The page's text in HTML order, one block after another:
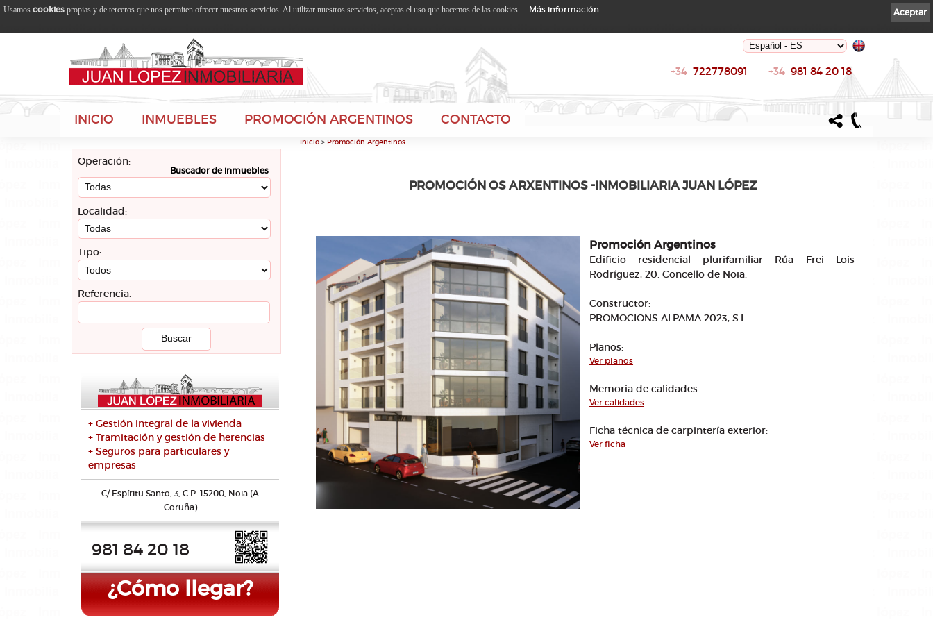
+34 981 84 20 18
+34 722778091
INICIO INMUEBLES PROMOCIÓN ARGENTINOS CONTACTO
Buscador de inmuebles
Operación:
Localidad:
Tipo:
Referencia:
+ Gestión integral de la vivienda
+ Tramitación y gestión de herencias
+ Seguros para particulares y
empresas
C/ Espíritu Santo, 3, C.P. 15200, Noia (A
Coruña)
981 84 20 18
¿Cómo llegar?
:: Inicio > Promoción Argentinos
PROMOCIÓN OS ARXENTINOS -INMOBILIARIA JUAN LÓPEZ
Promoción Argentinos
Edificio residencial plurifamiliar Rúa Frei Lois
Rodríguez, 20. Concello de Noia.
Constructor:
PROMOCIONS ALPAMA 2023, S.L.
Planos:
Ver planos
Memoria de calidades:
Ver calidades
Ficha técnica de carpintería exterior:
Ver ficha
Aceptar
Usamos cookies propias y de terceros que nos permiten ofrecer nuestros servicios. Al utilizar nuestros servicios, aceptas el uso que hacemos de las cookies. Más información